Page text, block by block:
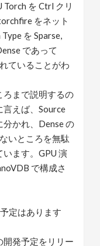
Torch を Ctrl クリ
をネット
を Sparse,
であって
ていることがわ
ろまで説明するの
えば、Source
かれ、Dense の
いところを無駄
ます。GPU 演
で構成さ
定はあります
開発予定をリリー